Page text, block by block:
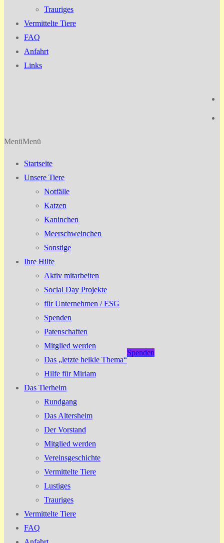
Trauriges
Vermittelte Tiere
FAQ
Anfahrt
Links
MenüMenü
Startseite
Unsere Tiere
Notfälle
Katzen
Kaninchen
Meerschweinchen
Sonstige
Ihre Hilfe
Aktiv mitarbeiten
Social Day Projekte
für Unternehmen / ESG
Spenden
Patenschaften
Mitglied werden
Das „letzte heikle Thema“
Hilfe für Miriam
Das Tierheim
Rundgang
Das Altersheim
Der Vorstand
Mitglied werden
Vereinsgeschichte
Vermittelte Tiere
Lustiges
Trauriges
Vermittelte Tiere
FAQ
Spenden